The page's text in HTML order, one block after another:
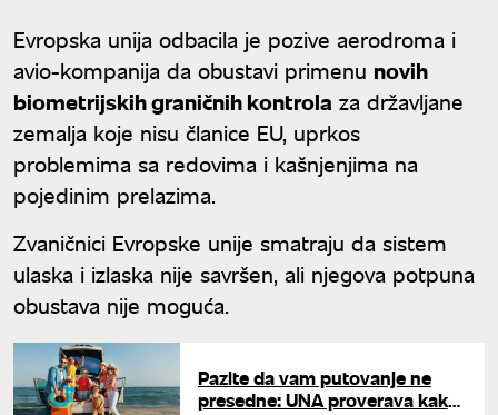
Evropska unija odbacila je pozive aerodroma i
avio-kompanija da obustavi primenu novih
biometrijskih graničnih kontrola za državljane
zemalja koje nisu članice EU, uprkos
problemima sa redovima i kašnjenjima na
pojedinim prelazima.
Zvaničnici Evropske unije smatraju da sistem
ulaska i izlaska nije savršen, ali njegova potpuna
obustava nije moguća.
Pazite da vam putovanje ne
presedne: UNA proverava kako